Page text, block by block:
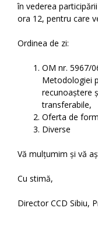
în vederea
ora 12, pentru care
Ordinea de zi:
OM nr. 5967/
Metodologiei
recunoaștere
transferabile,
Oferta de
Diverse
Vă mulțumim și vă
Cu stimă,
Director CCD Sibiu,